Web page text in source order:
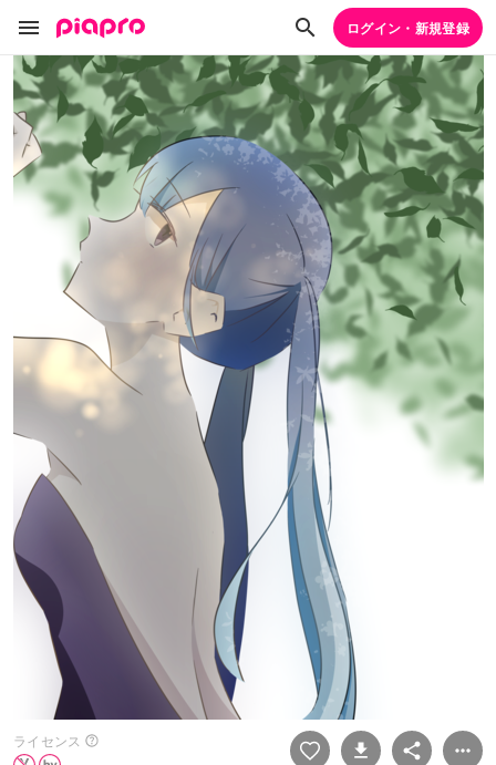
ログイン・新規登録
ライセンス